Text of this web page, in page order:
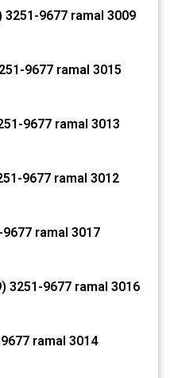
9677 ramal 3009
9677 ramal 3015
9677 ramal 3013
9677 ramal 3012
ramal 3017
3251-9677 ramal 3016
ramal 3014